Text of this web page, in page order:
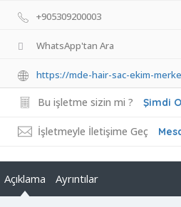
+905309200003
WhatsApp'tan Ara
https://mde-hair-sac-ekim-
Bu işletme sizin mi ? Şimdi
İşletmeyle İletişime Geç
Açıklama Ayrıntılar